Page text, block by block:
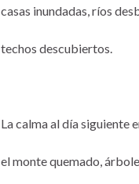
casas inundadas, ríos
techos descubiertos.
La calma al día siguiente
el monte quemado,